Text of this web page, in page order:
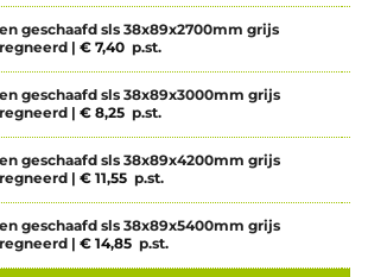
grijs geïmpregneerd aantal
geschaafd sls 38x89x2700mm grijs
|€ 7,40 p.st.
grijs geïmpregneerd aantal
geschaafd sls 38x89x3000mm grijs
|€ 8,25 p.st.
grijs geïmpregneerd aantal
geschaafd sls 38x89x4200mm grijs
|€ 11,55 p.st.
grijs geïmpregneerd aantal
geschaafd sls 38x89x5400mm grijs
|€ 14,85 p.st.